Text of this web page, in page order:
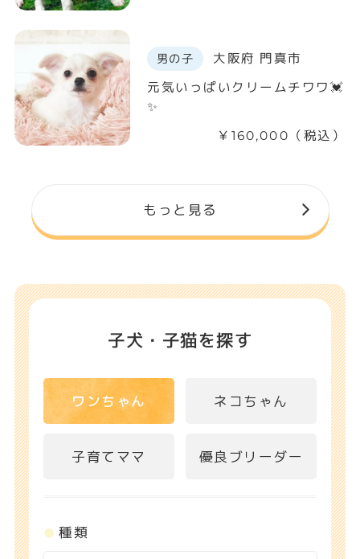
男の子 大阪府 門真市
元気いっぱいクリームチワワ💓
✨
￥160,000（税込）
もっと見る
子犬・子猫を探す
ワンちゃん ネコちゃん
子育てママ 優良ブリーダー
種類